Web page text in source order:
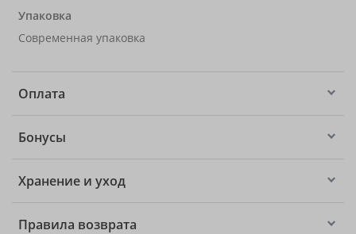
Упаковка
Современная упаковка
Оплата
Бонусы
Хранение и уход
Правила возврата